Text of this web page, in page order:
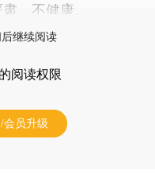
、不健康。
继续阅读
阅读权限
会员升级